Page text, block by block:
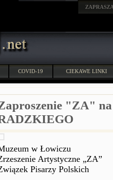
COVID-19 CIEKAWE LINKI
"ZA"
w Łowiczu
Artystyczne „ZA”
Pisarzy Polskich